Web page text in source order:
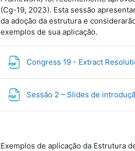
(Cg-19, 2023). Esta sessão
da adoção da estrutura e
exemplos de sua aplicação.
Congress 19 - Extract
Sessão 2 – Slides de
Exemplos de aplicação da Estrutura